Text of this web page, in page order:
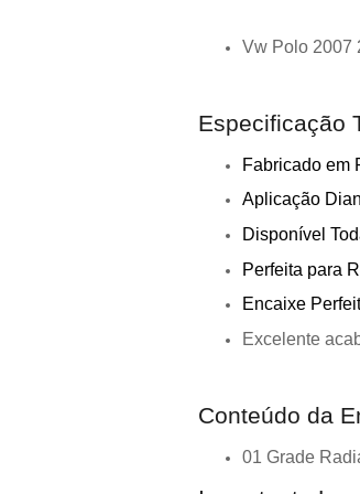
Vw Polo 2007
Especificação
Fabricado em
Aplicação
Disponível
Perfeita para
Encaixe
Excelente
Conteúdo da
01 Grade